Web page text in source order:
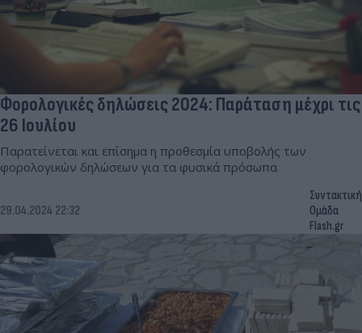
Φορολογικές δηλώσεις 2024: Παράταση μέχρι τις
26 Ιουλίου
Παρατείνεται και επίσημα η προθεσμία υποβολής των
φορολογικών δηλώσεων για τα φυσικά πρόσωπα
29.04.2024 22:32
Συντακτική
Ομάδα
Flash.gr